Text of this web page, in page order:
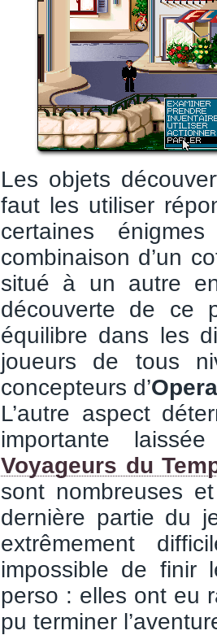
Les objets
faut les utiliser
certaines
combinaison d’un
situé à un autre
découverte de ce
équilibre dans les
joueurs de tous
concepteurs d’
L’autre aspect
importante
Voyageurs du
sont nombreuses
dernière partie du
extrêmement
impossible de finir
perso : elles ont eu
pu terminer